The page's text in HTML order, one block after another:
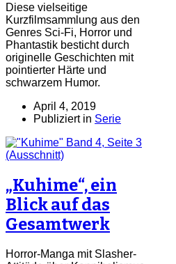
Diese vielseitige
Kurzfilmsammlung aus den
Genres Sci-Fi, Horror und
Phantastik besticht durch
originelle Geschichten mit
pointierter Härte und
schwarzem Humor.
April 4, 2019
Publiziert in Serie
„Kuhime“, ein
Blick auf das
Gesamtwerk
Horror-Manga mit Slasher-